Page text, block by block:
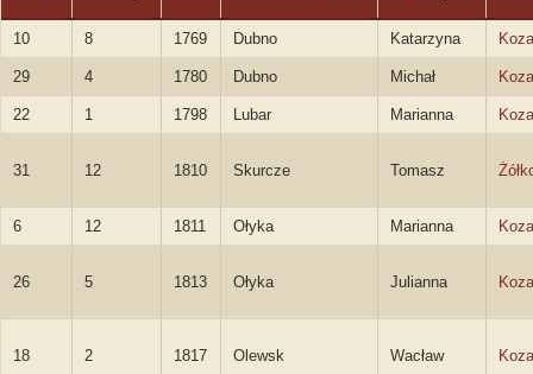
10 8 1769 Dubno Katarzyna
29 4 1780 Dubno Michał
22 1 1798 Lubar Marianna
31 12 1810 Skurcze Tomasz
6 12 1811 Ołyka Marianna
26 5 1813 Ołyka Julianna
18 2 1817 Olewsk Wacław